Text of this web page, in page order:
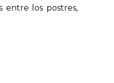
entre los postres,